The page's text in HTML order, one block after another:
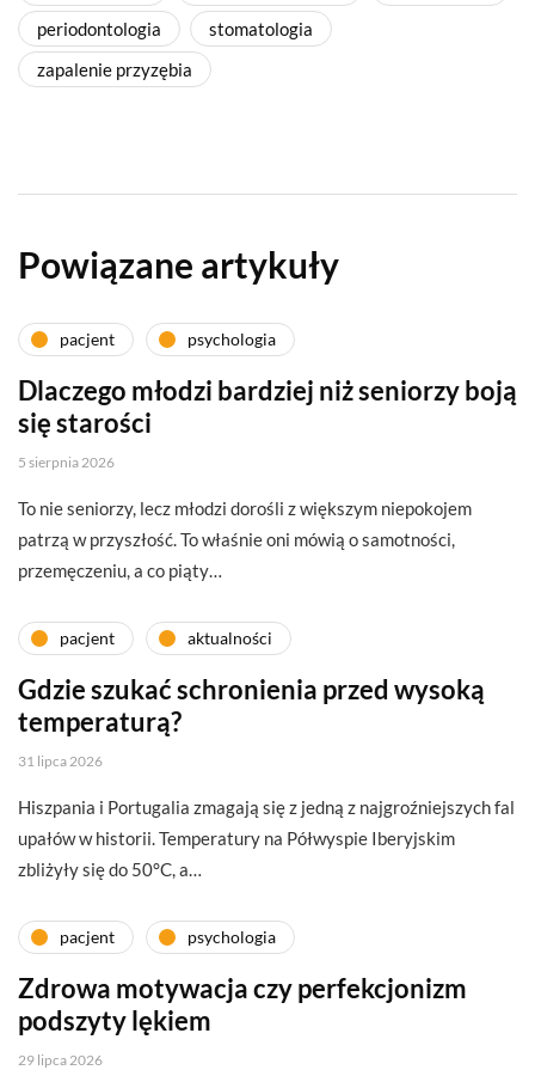
periodontologia
stomatologia
zapalenie przyzębia
Powiązane artykuły
pacjent psychologia
Dlaczego młodzi bardziej niż seniorzy boją
się starości
5 sierpnia 2026
To nie seniorzy, lecz młodzi dorośli z większym niepokojem
patrzą w przyszłość. To właśnie oni mówią o samotności,
przemęczeniu, a co piąty…
pacjent aktualności
Gdzie szukać schronienia przed wysoką
temperaturą?
31 lipca 2026
Hiszpania i Portugalia zmagają się z jedną z najgroźniejszych fal
upałów w historii. Temperatury na Półwyspie Iberyjskim
zbliżyły się do 50°C, a…
pacjent psychologia
Zdrowa motywacja czy perfekcjonizm
podszyty lękiem
29 lipca 2026